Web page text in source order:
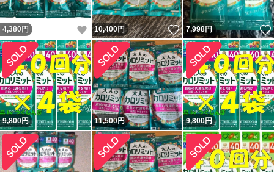
4,380 円 いいね！
10,400円 いいね！
7,998円
9,800円 11,500円 9,800円